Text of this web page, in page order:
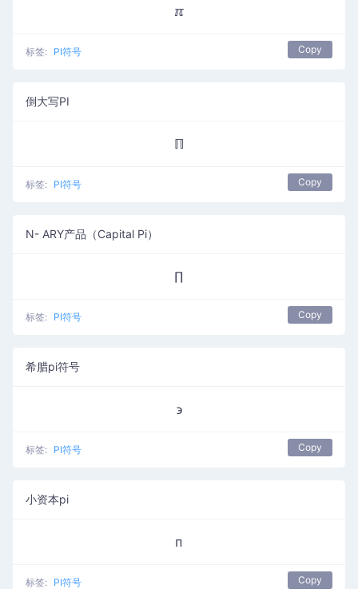
ℼ
标签: PI符号 Copy
倒大写PI
ℿ
标签: PI符号 Copy
N- ARY产品（Capital Pi）
∏
标签: PI符号 Copy
希腊pi符号
϶
标签: PI符号 Copy
小资本pi
ᴨ
标签: PI符号 Copy